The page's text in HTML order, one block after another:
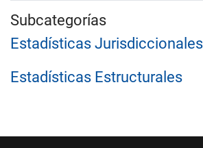
Subcategorías
Estadísticas Jurisdiccionales
Estadísticas Estructurales